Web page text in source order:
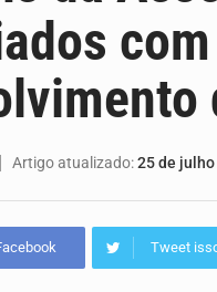
crianças para que
campanha agrícola
esta segunda-feira
LPA e Você,
Artigo atualizado:25 de
Tweet